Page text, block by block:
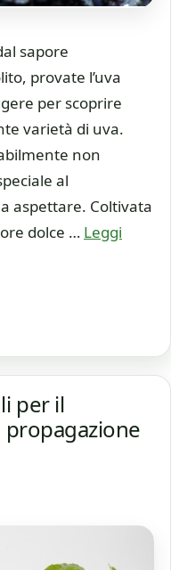
sapore
provate l’uva
per scoprire
varietà di uva.
non
al
aspettare. Coltivata
dolce … Leggi
per il